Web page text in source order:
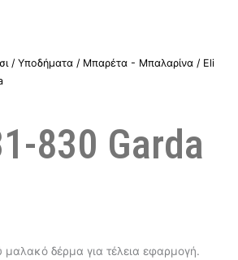
/ Υποδήματα / Μπαρέτα - Μπαλαρίνα / Eli
830 Garda
δέρμα για τέλεια εφαρμογή.